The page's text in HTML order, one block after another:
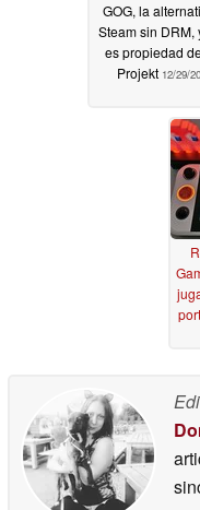
GOG, la
Steam sin DRM,
es propiedad
Projekt 12/29/